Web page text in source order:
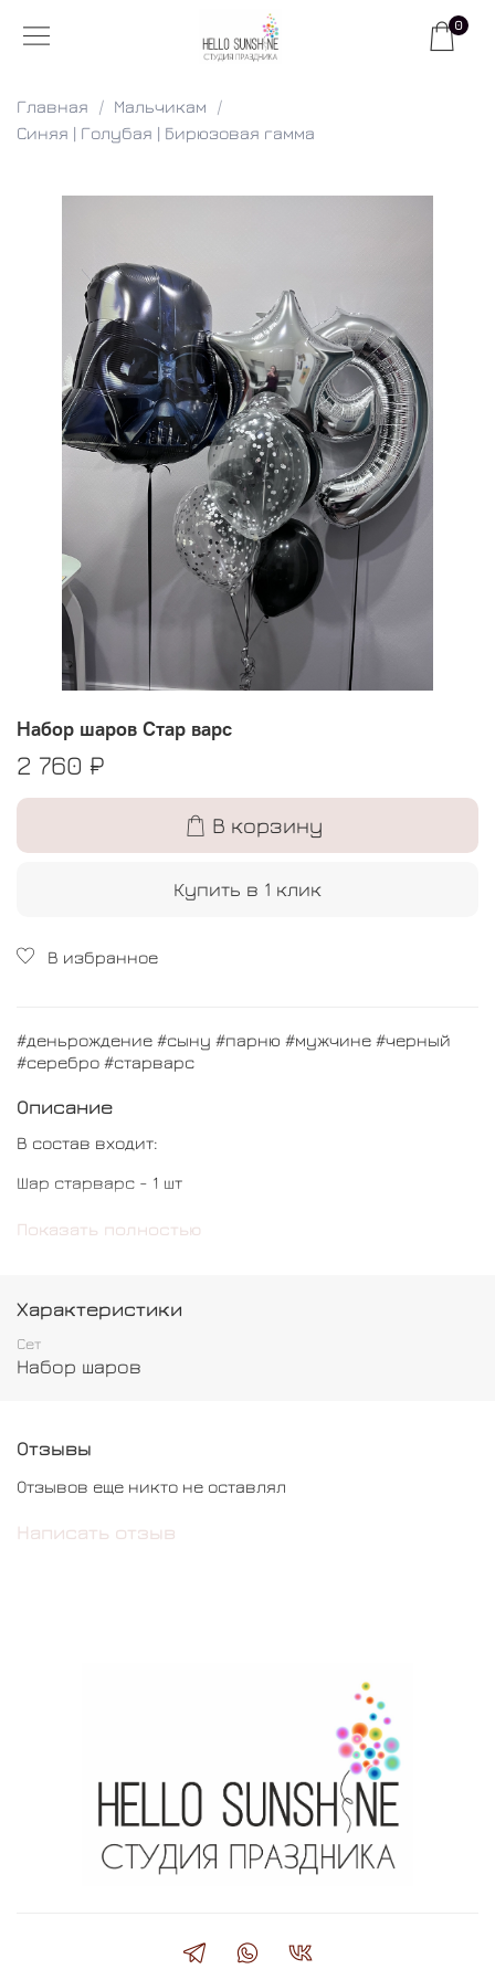
0
Главная
Мальчикам
Синяя | Голубая | Бирюзовая гамма
Набор шаров Стар варс
2 760 ₽
В корзину
Купить в 1 клик
В избранное
#деньрождение #сыну #парню #мужчине #черный
#серебро #старварс
Описание
В состав входит:
Шар старварс - 1 шт
Шар цифра - 1 шт
Шар обычный - 3 шт
Шар звезда - 1 шт
Показать полностью
Характеристики
Сет
Набор шаров
Отзывы
Отзывов еще никто не оставлял
Написать отзыв